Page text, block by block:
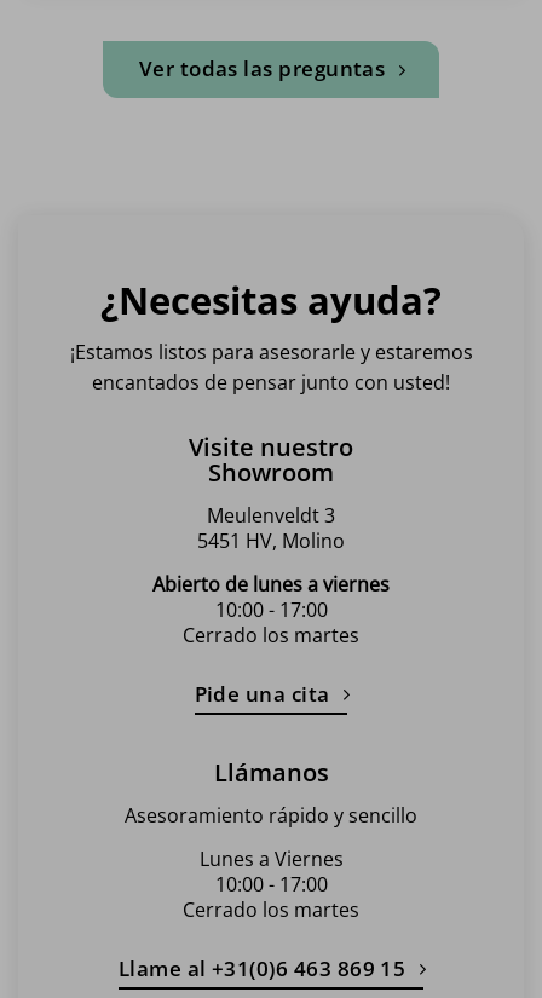
Ver todas las preguntas
¿Necesitas ayuda?
¡Estamos listos para asesorarle y estaremos
encantados de pensar junto con usted!
Visite nuestro
Showroom
Meulenveldt 3
5451 HV, Molino
Abierto de lunes a viernes
10:00 - 17:00
Cerrado los martes
Pide una cita
Llámanos
Asesoramiento rápido y sencillo
Lunes a Viernes
10:00 - 17:00
Cerrado los martes
Llame al +31(0)6 463 869 15